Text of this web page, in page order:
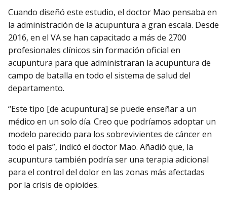
Cuando diseñó este estudio, el doctor Mao pensaba en
la administración de la acupuntura a gran escala. Desde
2016, en el VA se han capacitado a más de 2700
profesionales clínicos sin formación oficial en
acupuntura para que administraran la acupuntura de
campo de batalla en todo el sistema de salud del
departamento.
“Este tipo [de acupuntura] se puede enseñar a un
médico en un solo día. Creo que podríamos adoptar un
modelo parecido para los sobrevivientes de cáncer en
todo el país”, indicó el doctor Mao. Añadió que, la
acupuntura también podría ser una terapia adicional
para el control del dolor en las zonas más afectadas
por la crisis de opioides.